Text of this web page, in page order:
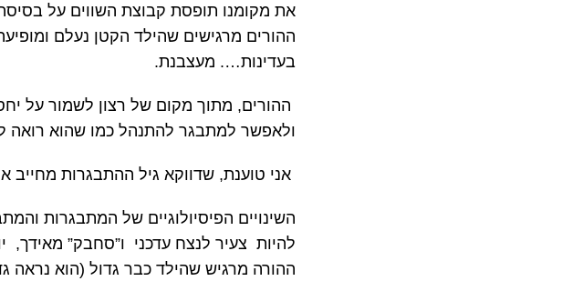
את מקומנו תופסת קבוצת השווים על
ההורים מרגישים שהילד הקטן נעלם
בעדינות…. מעצבנת.
ההורים, מתוך מקום של רצון לשמור על
ולאפשר למתבגר להתנהל כמו שהוא רואה
אני טוענת, שדווקא גיל ההתבגרות מחייב
השינויים הפיסיולוגיים של המתבגרות
להיות צעיר לנצח עדכני ו”סחבק”
ההורה מרגיש שהילד כבר גדול (הוא